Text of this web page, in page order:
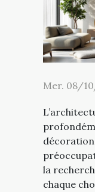
Mer. 08/
décoration
la
chaque